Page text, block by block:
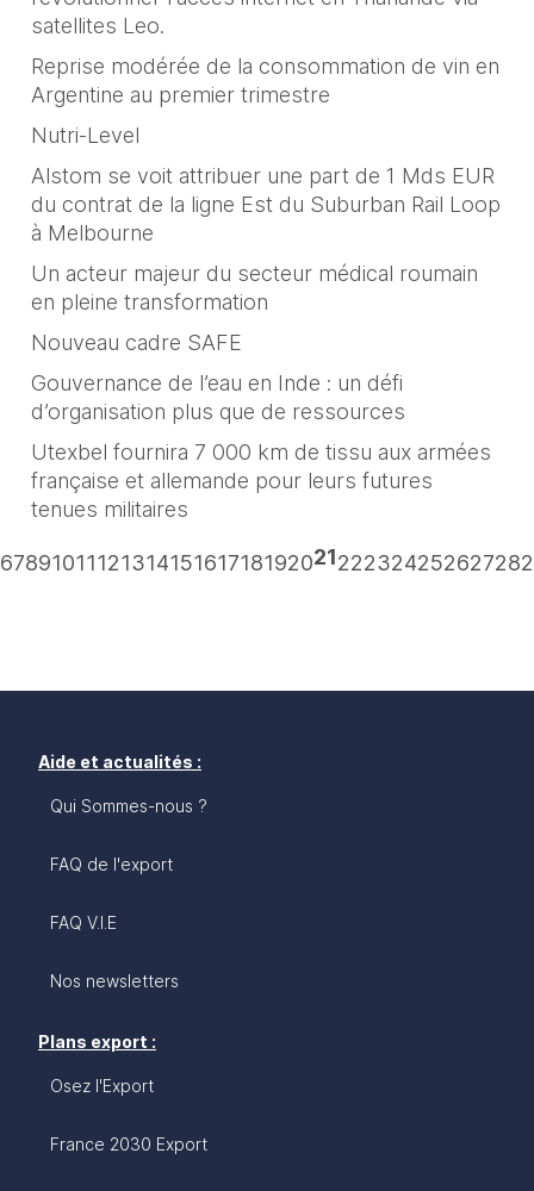
satellites Leo.
Reprise modérée de la consommation de vin en
Argentine au premier trimestre
Nutri-Level
Alstom se voit attribuer une part de 1 Mds EUR
du contrat de la ligne Est du Suburban Rail Loop
à Melbourne
Un acteur majeur du secteur médical roumain
en pleine transformation
Nouveau cadre SAFE
Gouvernance de l’eau en Inde : un défi
d’organisation plus que de ressources
Utexbel fournira 7 000 km de tissu aux armées
française et allemande pour leurs futures
tenues militaires
678910111213141516171819202122232425262728
Aide et actualités :
Qui Sommes-nous ?
FAQ de l'export
FAQ V.I.E
Nos newsletters
Plans export :
Osez l'Export
France 2030 Export